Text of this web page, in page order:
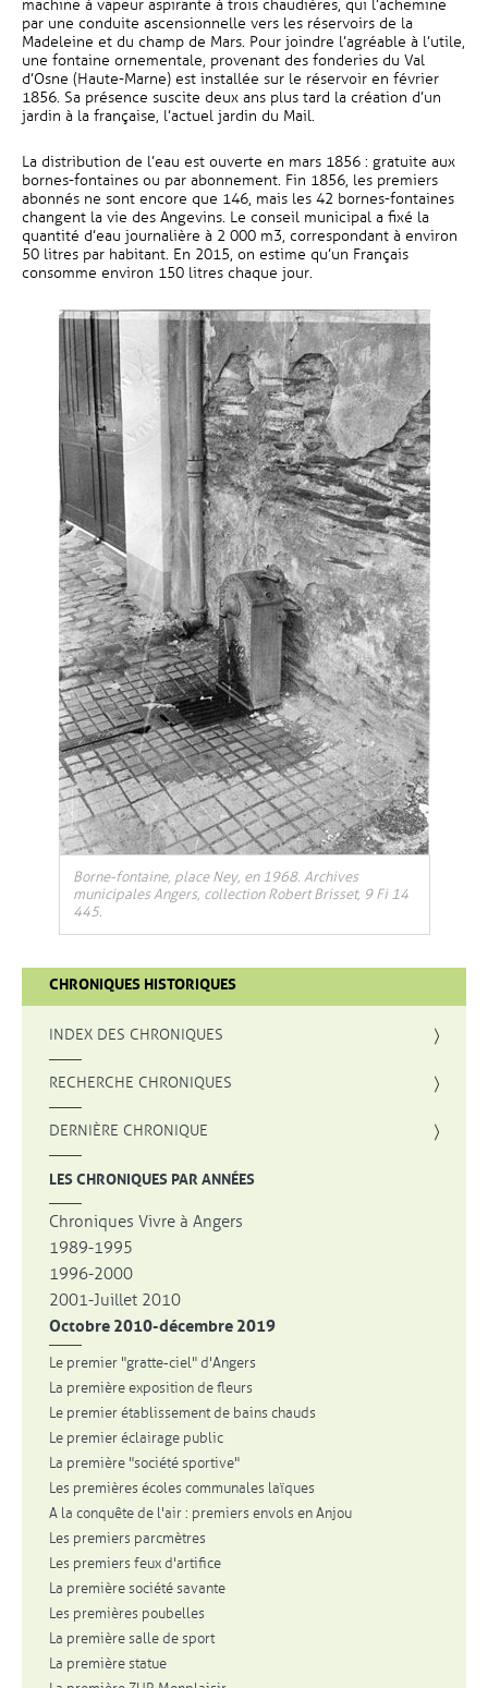
machine à vapeur aspirante à trois chaudières, qui l’achemine
par une conduite ascensionnelle vers les réservoirs de la
Madeleine et du champ de Mars. Pour joindre l’agréable à l’utile,
une fontaine ornementale, provenant des fonderies du Val
d’Osne (Haute-Marne) est installée sur le réservoir en février
1856. Sa présence suscite deux ans plus tard la création d’un
jardin à la française, l’actuel jardin du Mail.
La distribution de l’eau est ouverte en mars 1856 : gratuite aux
bornes-fontaines ou par abonnement. Fin 1856, les premiers
abonnés ne sont encore que 146, mais les 42 bornes-fontaines
changent la vie des Angevins. Le conseil municipal a fixé la
quantité d’eau journalière à 2 000 m3, correspondant à environ
50 litres par habitant. En 2015, on estime qu’un Français
consomme environ 150 litres chaque jour.
Borne-fontaine, place Ney, en 1968. Archives
municipales Angers, collection Robert Brisset, 9 Fi 14
445.
CHRONIQUES HISTORIQUES
INDEX DES CHRONIQUES
RECHERCHE CHRONIQUES , OUVRE UNE NOUVELLE FENÊTRE
DERNIÈRE CHRONIQUE
LES CHRONIQUES PAR ANNÉES
Chroniques Vivre à Angers
1989-1995
1996-2000
2001-Juillet 2010
Octobre 2010-décembre 2019
Le premier "gratte-ciel" d'Angers
La première exposition de fleurs
Le premier établissement de bains chauds
Le premier éclairage public
La première "société sportive"
Les premières écoles communales laïques
A la conquête de l'air : premiers envols en Anjou
Les premiers parcmètres
Les premiers feux d'artifice
La première société savante
Les premières poubelles
La première salle de sport
La première statue